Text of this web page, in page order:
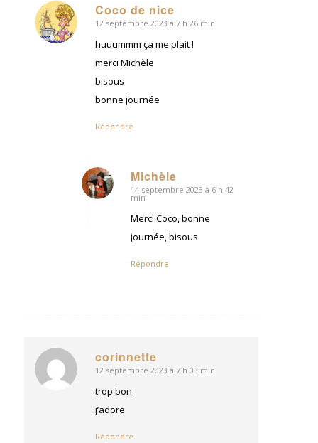
Coco de nice
dit
:
12 septembre 2023 à 7 h 26 min
huuummm ça me plait !
merci Michèle
bisous
bonne journée
Répondre
Michèle
dit
14 septembre 2023 à 6 h 42
min
Merci Coco, bonne
journée, bisous
Répondre
corinnette
dit
:
12 septembre 2023 à 7 h 03 min
trop bon
j’adore
Répondre